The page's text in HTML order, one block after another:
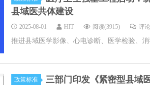
县域医共体建设
2025-08-01 HIT 阅读(3915) 评
推进县域医学影像、心电诊断、医学检验、
政策标准 三部门印发《紧密型县域